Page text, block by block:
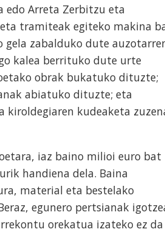
edo Arreta Zerbitzu eta
tramiteak egiteko makina
gela zabalduko dute
kalea berrituko dute urte
obrak bukatuko dituzte;
abiatuko dituzte; eta
kudeaketa
iaz baino milioi euro bat
handiena dela. Baina
material eta bestelako
egunero pertsianak
orekatua izateko ez da